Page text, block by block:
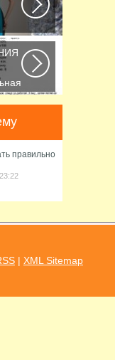
правильно
| XML Sitemap